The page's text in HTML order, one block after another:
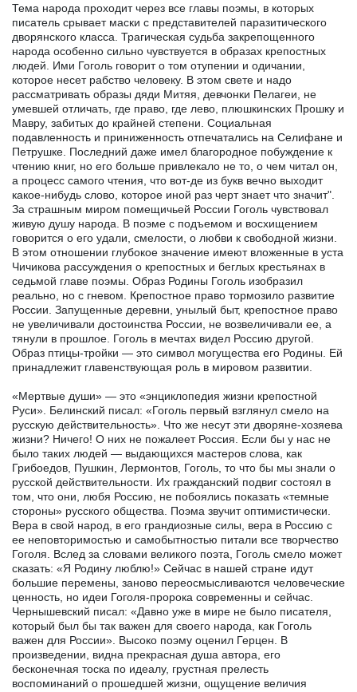
Тема народа проходит через все главы поэмы, в которых
писатель срывает маски с представителей паразитического
дворянского класса. Трагическая судьба закрепощенного
народа особенно сильно чувствуется в образах крепостных
людей. Ими Гоголь говорит о том отупении и одичании,
которое несет рабство человеку. В этом свете и надо
рассматривать образы дяди Митяя, девчонки Пелагеи, не
умевшей отличать, где право, где лево, плюшкинских Прошку и
Мавру, забитых до крайней степени. Социальная
подавленность и приниженность отпечатались на Селифане и
Петрушке. Последний даже имел благородное побуждение к
чтению книг, но его больше привлекало не то, о чем читал он,
а процесс самого чтения, что вот-де из букв вечно выходит
какое-нибудь слово, которое иной раз черт знает что значит".
За страшным миром помещичьей России Гоголь чувствовал
живую душу народа. В поэме с подъемом и восхищением
говорится о его удали, смелости, о любви к свободной жизни.
В этом отношении глубокое значение имеют вложенные в уста
Чичикова рассуждения о крепостных и беглых крестьянах в
седьмой главе поэмы. Образ Родины Гоголь изобразил
реально, но с гневом. Крепостное право тормозило развитие
России. Запущенные деревни, унылый быт, крепостное право
не увеличивали достоинства России, не возвеличивали ее, а
тянули в прошлое. Гоголь в мечтах видел Россию другой.
Образ птицы-тройки — это символ могущества его Родины. Ей
принадлежит главенствующая роль в мировом развитии.
«Мертвые души» — это «энциклопедия жизни крепостной
Руси». Белинский писал: «Гоголь первый взглянул смело на
русскую действительность». Что же несут эти дворяне-хозяева
жизни? Ничего! О них не пожалеет Россия. Если бы у нас не
было таких людей — выдающихся мастеров слова, как
Грибоедов, Пушкин, Лермонтов, Гоголь, то что бы мы знали о
русской действительности. Их гражданский подвиг состоял в
том, что они, любя Россию, не побоялись показать «темные
стороны» русского общества. Поэма звучит оптимистически.
Вера в свой народ, в его грандиозные силы, вера в Россию с
ее неповторимостью и самобытностью питали все творчество
Гоголя. Вслед за словами великого поэта, Гоголь смело может
сказать: «Я Родину люблю!» Сейчас в нашей стране идут
большие перемены, заново переосмысливаются человеческие
ценность, но идеи Гоголя-пророка современны и сейчас.
Чернышевский писал: «Давно уже в мире не было писателя,
который был бы так важен для своего народа, как Гоголь
важен для России». Высоко поэму оценил Герцен. В
произведении, видна прекрасная душа автора, его
бесконечная тоска по идеалу, грустная прелесть
воспоминаний о прошедшей жизни, ощущение величия